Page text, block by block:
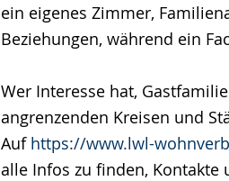
ein eigenes Zimmer,
Beziehungen, während ein
Wer Interesse hat,
angrenzenden Kreisen und
Auf https://www.lwl-
alle Infos zu finden,